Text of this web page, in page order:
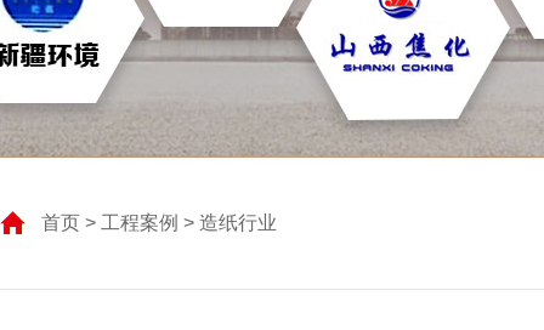
首页 > 工程案例 > 造纸行业